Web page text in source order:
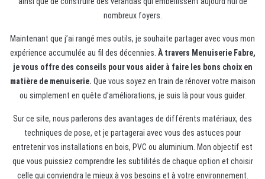
nombreux foyers.
Maintenant que j’ai rangé mes outils, je souhaite partager avec vous mon
expérience accumulée au fil des décennies. À travers Menuiserie Fabre,
je vous offre des conseils pour vous aider à faire les bons choix en
matière de menuiserie. Que vous soyez en train de rénover votre maison
ou simplement en quête d’améliorations, je suis là pour vous guider.
Sur ce site, nous parlerons des avantages de différents matériaux, des
techniques de pose, et je partagerai avec vous des astuces pour
entretenir vos installations en bois, PVC ou aluminium. Mon objectif est
que vous puissiez comprendre les subtilités de chaque option et choisir
celle qui conviendra le mieux à vos besoins et à votre environnement.